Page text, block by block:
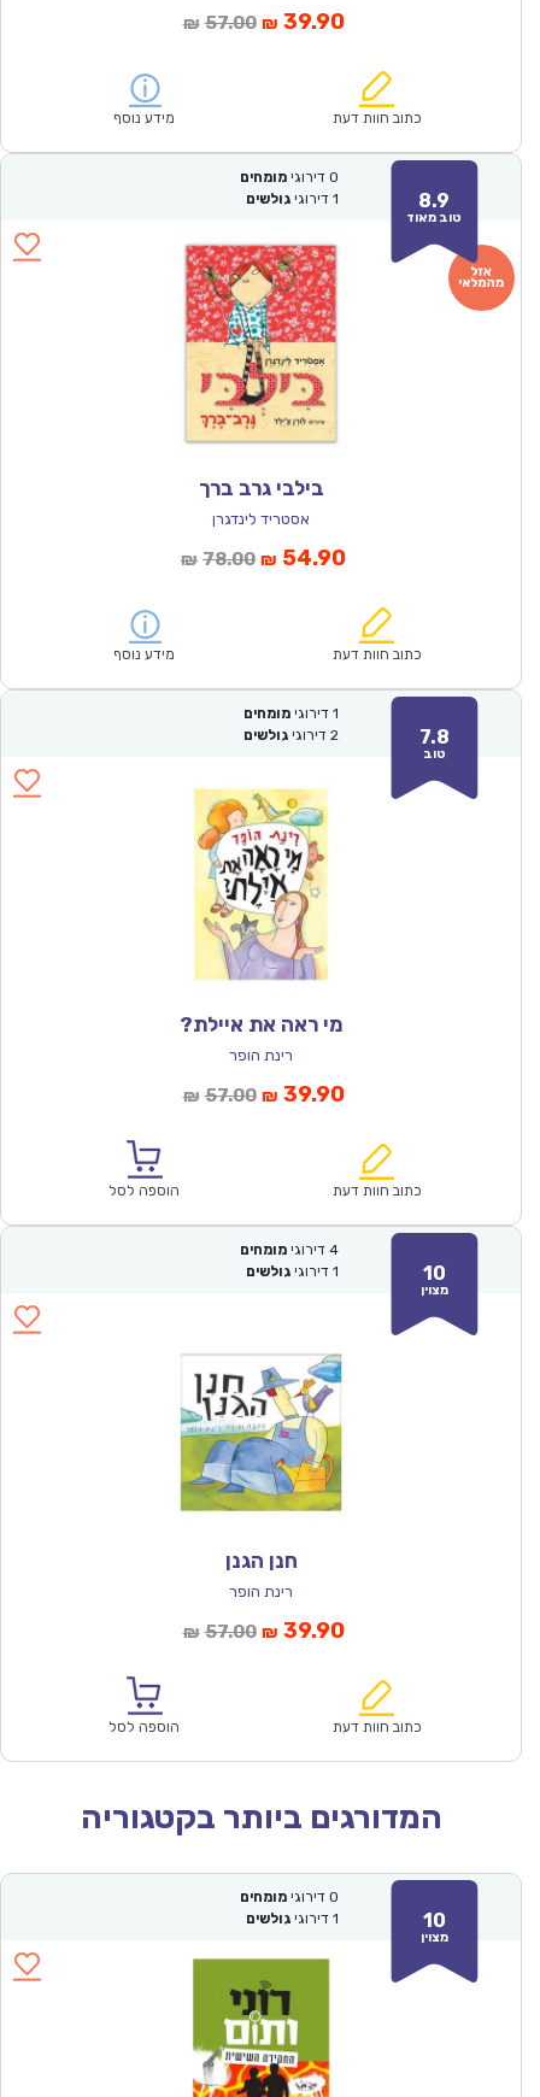
₪ 57.00המחיר
₪57.00.
₪ 39.90המחיר
הוא:
כתוב חוות דעת מידע נוסף
8.9
טוב מאוד
0 דירוגי מומחים
1 דירוגי גולשים
בילבי גרב ברך
אסטריד לינדגרן
₪ 78.00המחיר
₪78.00.
₪ 54.90המחיר
הוא:
כתוב חוות דעת מידע נוסף
7.8
טוב
1 דירוגי מומחים
2 דירוגי גולשים
מי ראה את איילת?
רינת הופר
₪ 57.00המחיר
₪57.00.
₪ 39.90המחיר
הוא:
כתוב חוות דעת הוספה לסל
10
מצוין
4 דירוגי מומחים
1 דירוגי גולשים
חנן הגנן
רינת הופר
₪ 57.00המחיר
₪57.00.
₪ 39.90המחיר
הוא:
כתוב חוות דעת הוספה לסל
המדורגים ביותר בקטגוריה
10
מצוין
0 דירוגי מומחים
1 דירוגי גולשים